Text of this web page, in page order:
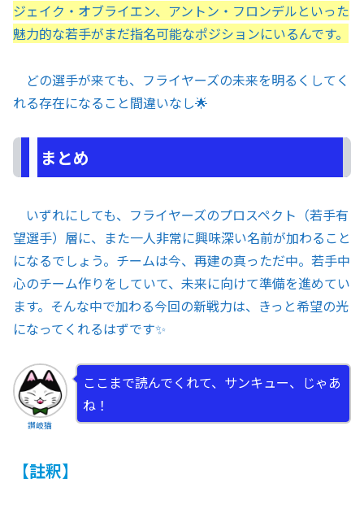
ジェイク・オブライエン、アントン・フロンデルといった
魅力的な若手がまだ指名可能なポジションにいるんです。
どの選手が来ても、フライヤーズの未来を明るくしてく
れる存在になること間違いなし🌟
まとめ
いずれにしても、フライヤーズのプロスペクト（若手有
望選手）層に、また一人非常に興味深い名前が加わること
になるでしょう。チームは今、再建の真っただ中。若手中
心のチーム作りをしていて、未来に向けて準備を進めてい
ます。そんな中で加わる今回の新戦力は、きっと希望の光
になってくれるはずです✨
讃岐猫
ここまで読んでくれて、サンキュー、じゃあ
ね！
【註釈】